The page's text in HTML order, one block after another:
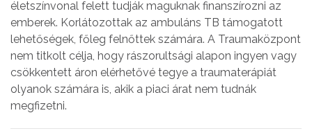
életszínvonal felett tudják maguknak finanszírozni az
emberek. Korlátozottak az ambuláns TB támogatott
lehetőségek, főleg felnőttek számára. A Traumaközpont
nem titkolt célja, hogy rászorultsági alapon ingyen vagy
csökkentett áron elérhetővé tegye a traumaterápiát
olyanok számára is, akik a piaci árat nem tudnák
megfizetni.